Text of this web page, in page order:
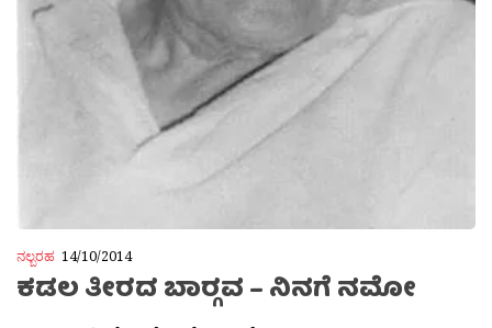
ನಲ್ಬರಹ 14/10/2014
ಕಡಲ ತೀರದ ಬಾರ‍್ಗವ – ನಿನಗೆ ನಮೋ